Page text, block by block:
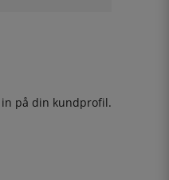
på din kundprofil.